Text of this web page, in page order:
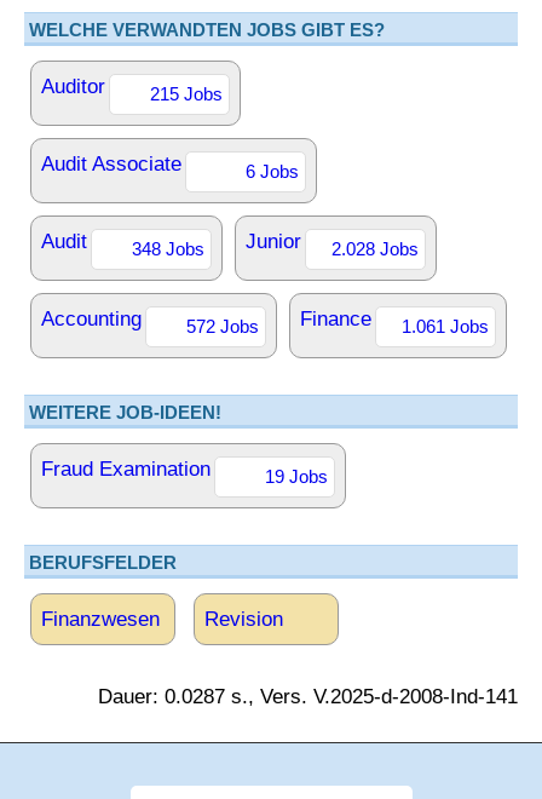
WELCHE VERWANDTEN JOBS GIBT ES?
Auditor 215 Jobs
Audit Associate 6 Jobs
Audit 348 Jobs Junior 2.028 Jobs
Accounting 572 Jobs Finance 1.061 Jobs
WEITERE JOB-IDEEN!
Fraud Examination 19 Jobs
BERUFSFELDER
Finanzwesen Revision
Dauer: 0.0287 s., Vers. V.2025-d-2008-Ind-141